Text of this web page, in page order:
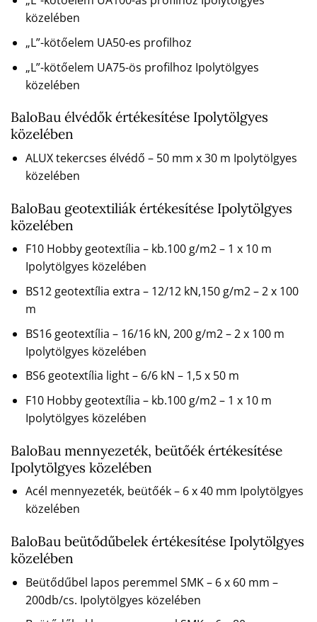
közelében
„L”-kötőelem UA50-es profilhoz
„L”-kötőelem UA75-ös profilhoz Ipolytölgyes
közelében
BaloBau élvédők értékesítése Ipolytölgyes
közelében
ALUX tekercses élvédő – 50 mm x 30 m Ipolytölgyes
közelében
BaloBau geotextiliák értékesítése Ipolytölgyes
közelében
F10 Hobby geotextília – kb.100 g/m2 – 1 x 10 m
Ipolytölgyes közelében
BS12 geotextília extra – 12/12 kN,150 g/m2 – 2 x 100
m
BS16 geotextília – 16/16 kN, 200 g/m2 – 2 x 100 m
Ipolytölgyes közelében
BS6 geotextília light – 6/6 kN – 1,5 x 50 m
F10 Hobby geotextília – kb.100 g/m2 – 1 x 10 m
Ipolytölgyes közelében
BaloBau mennyezeték, beütőék értékesítése
Ipolytölgyes közelében
Acél mennyezeték, beütőék – 6 x 40 mm Ipolytölgyes
közelében
BaloBau beütődűbelek értékesítése Ipolytölgyes
közelében
Beütődűbel lapos peremmel SMK – 6 x 60 mm –
200db/cs. Ipolytölgyes közelében